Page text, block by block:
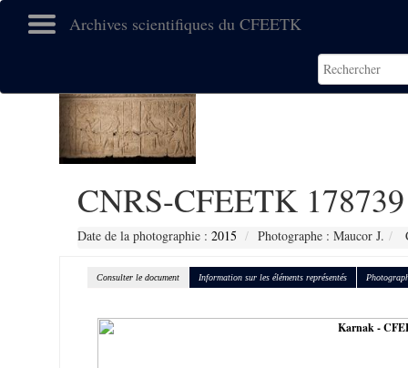
Archives scientifiques du CFEETK
CNRS-CFEETK 178739
Date de la photographie : 2015 Photographe : Maucor J.
Consulter le document Information sur les éléments représentés